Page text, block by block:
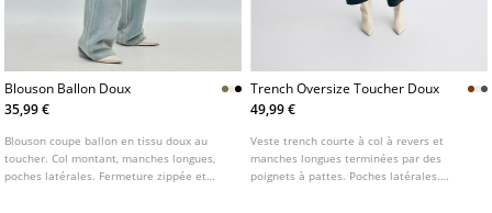
Blouson Ballon Doux
35,99 €
Blouson coupe ballon en tissu doux au
toucher. Col montant, manches longues,
poches latérales. Fermeture zippée et
Trench Oversize Toucher Doux
49,99 €
Veste trench courte à col à revers et
manches longues terminées par des
poignets à pattes. Poches latérales.